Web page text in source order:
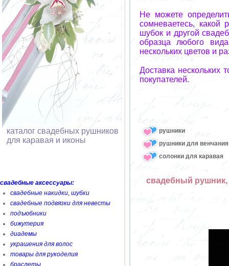
каталог свадебных рушников
для каравая и иконы
свадебные аксессуары:
свадебные накидки, шубки
свадебные подвязки для невесты
подъюбники
бижутерия
диадемы
украшения для волос
товары для рукоделия
браслеты
Не можете
сомневаетесь, какой
шубок и другой
образца любого
нескольких цветов и
Доставка нескольких
покупателей.
рушники
рушники для венчания
солонки для каравая
свадебный